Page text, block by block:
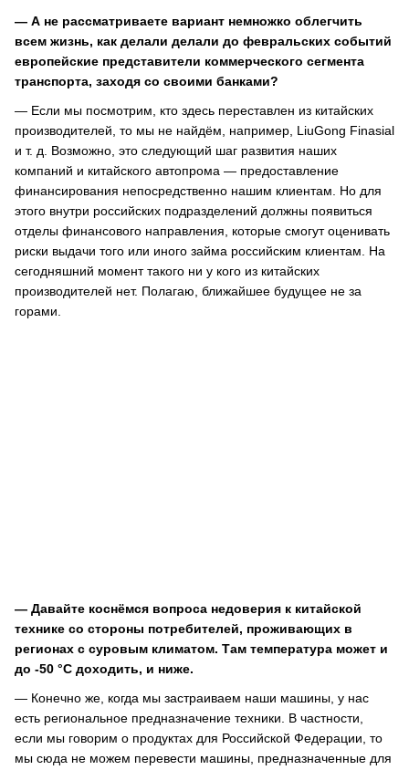
— А не рассматриваете вариант немножко облегчить
всем жизнь, как делали делали до февральских событий
европейские представители коммерческого сегмента
транспорта, заходя со своими банками?
— Если мы посмотрим, кто здесь переставлен из китайских
производителей, то мы не найдём, например, LiuGong Finasial
и т. д. Возможно, это следующий шаг развития наших
компаний и китайского автопрома — предоставление
финансирования непосредственно нашим клиентам. Но для
этого внутри российских подразделений должны появиться
отделы финансового направления, которые смогут оценивать
риски выдачи того или иного займа российским клиентам. На
сегодняшний момент такого ни у кого из китайских
производителей нет. Полагаю, ближайшее будущее не за
горами.
— Давайте коснёмся вопроса недоверия к китайской
технике со стороны потребителей, проживающих в
регионах с суровым климатом. Там температура может и
до -50 °С доходить, и ниже.
— Конечно же, когда мы застраиваем наши машины, у нас
есть региональное предназначение техники. В частности,
если мы говорим о продуктах для Российской Федерации, то
мы сюда не можем перевести машины, предназначенные для